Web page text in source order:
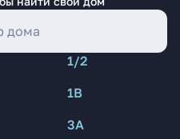
1/2
1В
3А